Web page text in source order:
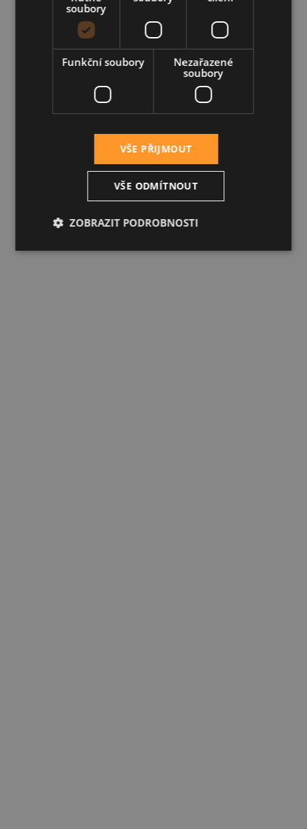
soubory
Funkční soubory
Nezařazené
soubory
VŠE PŘIJMOUT
VŠE ODMÍTNOUT
ZOBRAZIT PODROBNOSTI